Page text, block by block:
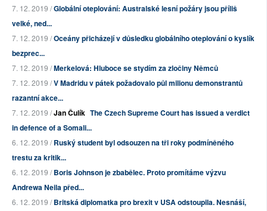
7. 12. 2019 /Globální oteplování: Australské lesní požáry jsou příliš
velké, ned...
7. 12. 2019 /Oceány přicházejí v důsledku globálního oteplování o kyslík
bezprec...
7. 12. 2019 /Merkelová: Hluboce se stydím za zločiny Němců
7. 12. 2019 /V Madridu v pátek požadovalo půl milionu demonstrantů
razantní akce...
7. 12. 2019 /Jan Čulík The Czech Supreme Court has issued a verdict
in defence of a Somali...
6. 12. 2019 /Ruský student byl odsouzen na tři roky podmíněného
trestu za kritik...
6. 12. 2019 /Boris Johnson je zbabělec. Proto promítáme výzvu
Andrewa Neila před...
6. 12. 2019 /Britská diplomatka pro brexit v USA odstoupila. Nesnáší,